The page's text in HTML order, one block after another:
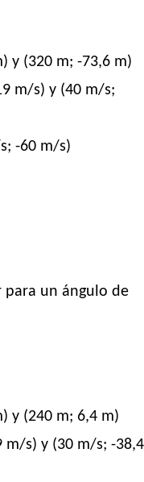
y (320 m; -73,6 m)
m/s) y (40 m/s;
-60 m/s)
un ángulo de
y (240 m; 6,4 m)
m/s) y (30 m/s; -38,4